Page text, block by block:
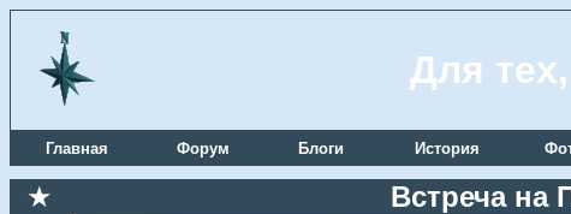
Для
Главная Форум Блоги История
★ Встреча на